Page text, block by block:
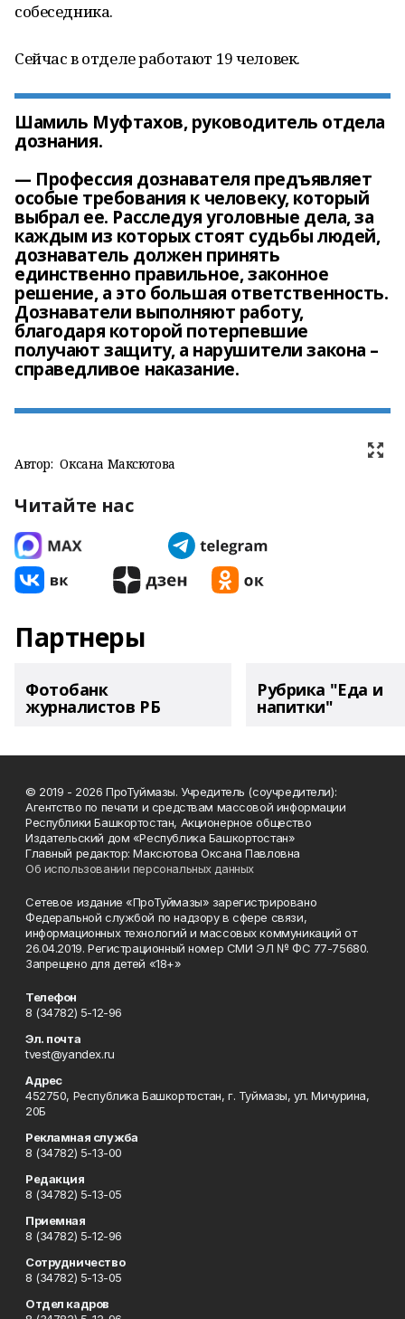
собеседника.
Сейчас в отделе работают 19 человек.
Шамиль Муфтахов, руководитель отдела
дознания.
— Профессия дознавателя предъявляет
особые требования к человеку, который
выбрал ее. Расследуя уголовные дела, за
каждым из которых стоят судьбы людей,
дознаватель должен принять
единственно правильное, законное
решение, а это большая ответственность.
Дознаватели выполняют работу,
благодаря которой потерпевшие
получают защиту, а нарушители закона –
справедливое наказание.
Автор: Оксана Максютова
Читайте нас
Партнеры
Фотобанк
журналистов РБ
Рубрика "Еда и
напитки"
© 2019 - 2026 ПроТуймазы. Учредитель (соучредители):
Агентство по печати и средствам массовой информации
Республики Башкортостан, Акционерное общество
Издательский дом «Республика Башкортостан»
Главный редактор: Максютова Оксана Павловна
Об использовании персональных данных
Сетевое издание «ПроТуймазы» зарегистрировано
Федеральной службой по надзору в сфере связи,
информационных технологий и массовых коммуникаций от
26.04.2019. Регистрационный номер СМИ ЭЛ № ФС 77-75680.
Запрещено для детей «18+»
Телефон
8 (34782) 5-12-96
Эл. почта
tvest@yandex.ru
Адрес
452750, Республика Башкортостан, г. Туймазы, ул. Мичурина,
20Б
Рекламная служба
8 (34782) 5-13-00
Редакция
8 (34782) 5-13-05
Приемная
8 (34782) 5-12-96
Сотрудничество
8 (34782) 5-13-05
Отдел кадров